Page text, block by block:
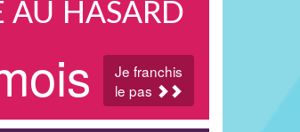
AU HASARD
Je franchis
le pas